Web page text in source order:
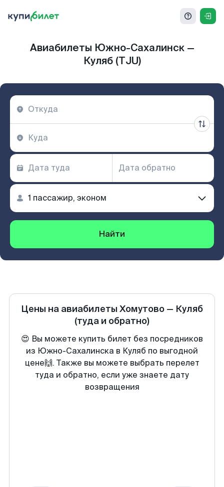
Авиабилеты Южно-Сахалинск —
Куляб (TJU)
Найти
Цены на авиабилеты Хомутово — Куляб
(туда и обратно)
😍 Вы можете купить билет без посредников
из Южно-Сахалинска в Куляб по выгодной
цене🙌. Также вы можете выбрать перелет
туда и обратно, если уже знаете дату
возвращения